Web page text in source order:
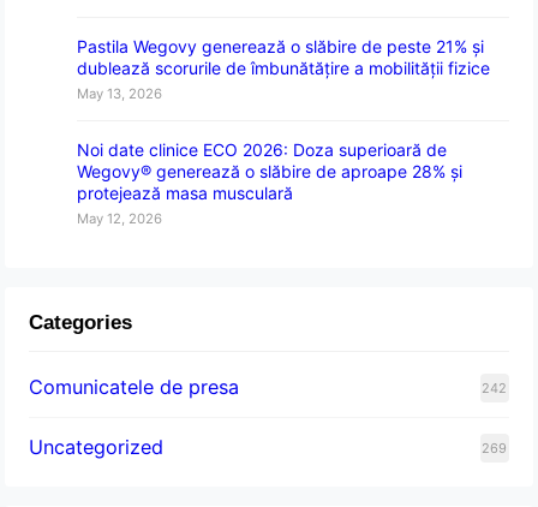
Pastila Wegovy generează o slăbire de peste 21% și
dublează scorurile de îmbunătățire a mobilității fizice
May 13, 2026
Noi date clinice ECO 2026: Doza superioară de
Wegovy® generează o slăbire de aproape 28% și
protejează masa musculară
May 12, 2026
Categories
Comunicatele de presa 242
Uncategorized 269